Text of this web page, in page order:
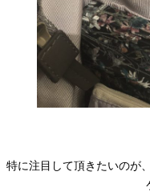
特に注目して頂きたいのが